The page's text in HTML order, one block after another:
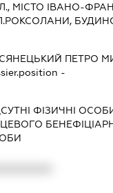
МІСТО ІВАНО-
ПЕТРО
-
ФІЗИЧНІ